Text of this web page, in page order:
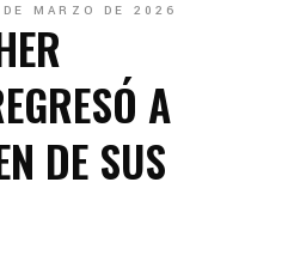
MARZO DE 2026
A
DE SUS